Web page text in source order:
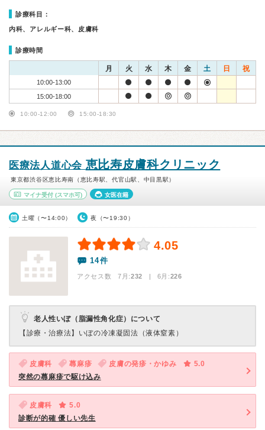
診療科目：
内科、アレルギー科、皮膚科
診療時間
月 火 水 木 金 土 日 祝
10:00-13:00
15:00-18:00
10:00-12:00 15:00-18:30
医療法人道心会 恵比寿皮膚科クリニック
東京都渋谷区恵比寿南（恵比寿駅、代官山駅、中目黒駅）
マイナ受付 (スマホ可) 女医在籍
土曜（〜14:00） 夜（〜19:30）
4.05
14件
アクセス数 7月:232 | 6月:226
老人性いぼ（脂漏性角化症）について
【診療・治療法】 いぼの冷凍凝固法（液体窒素）
皮膚科 蕁麻疹 皮膚の発疹・かゆみ
5.0
突然の蕁麻疹で駆け込み
皮膚科
5.0
診断が的確 優しい先生